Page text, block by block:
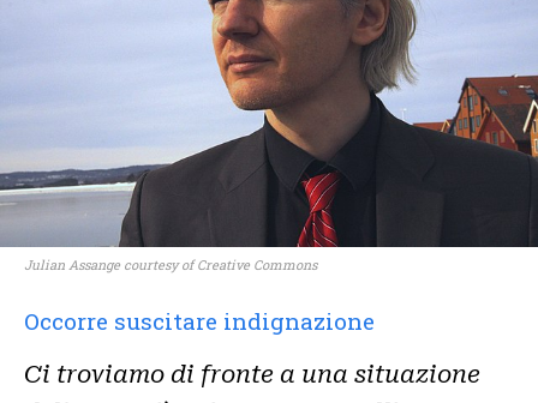
Julian Assange courtesy of Creative Commons
Occorre suscitare indignazione
Ci troviamo di fronte a una situazione